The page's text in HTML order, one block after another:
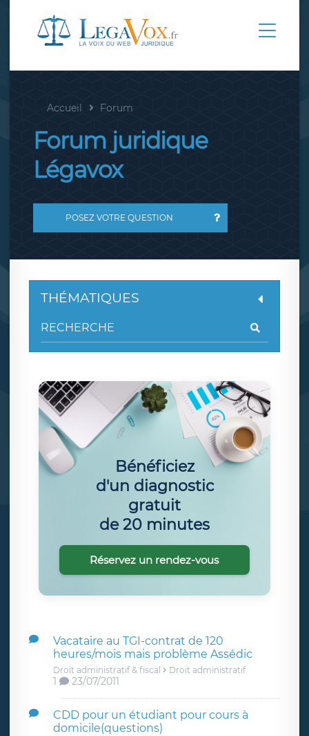
Accueil Forum
Forum juridique
Légavox
POSEZ VOTRE QUESTION
Vacataire au TGI-contrat de 120
heures/mois mais problème Assédic
Droit administratif & fiscal Droit administratif
1 23/07/2011
CDD pour un étudiant pour cours à
domicile(questions)
THÉMATIQUES
Bénéficiez
d'un diagnostic
gratuit
de 20 minutes
Réservez un rendez-vous